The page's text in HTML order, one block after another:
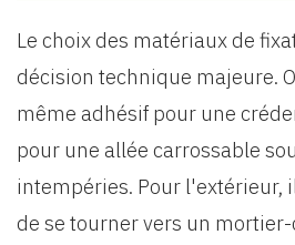
Le choix des matériaux de
décision technique majeure.
même adhésif pour une
pour une allée carrossable
intempéries. Pour l'extérieur,
de se tourner vers un mortier-